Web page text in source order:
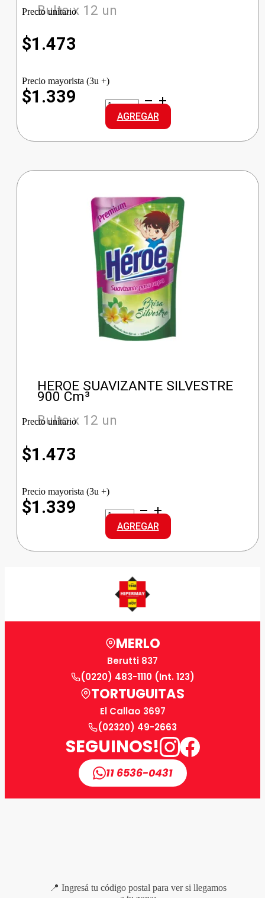
Bulto x 12 un
Precio unitario
$1.473
Precio mayorista (3u +)
$1.339
HEROE
SUAVIZANTE
MATINAL
cantidad
AGREGAR
HEROE SUAVIZANTE SILVESTRE
900 Cm³
Bulto x 12 un
Precio unitario
$1.473
Precio mayorista (3u +)
$1.339
HEROE
SUAVIZANTE
SILVESTRE
cantidad
AGREGAR
MERLO
Berutti 837
(0220) 483-1110 (Int. 123)
TORTUGUITAS
El Callao 3697
(02320) 49-2663
SEGUINOS!
11 6536-0431
📍 Ingresá tu código postal para ver si llegamos